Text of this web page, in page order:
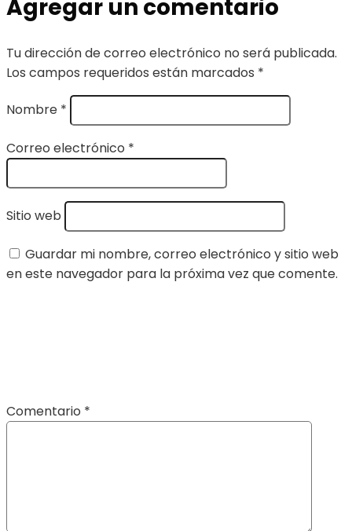
Agregar un comentario
Tu dirección de correo electrónico no será publicada.
Los campos requeridos están marcados *
Nombre *
Correo electrónico *
Sitio web
Guardar mi nombre, correo electrónico y sitio web
en este navegador para la próxima vez que comente.
Comentario *